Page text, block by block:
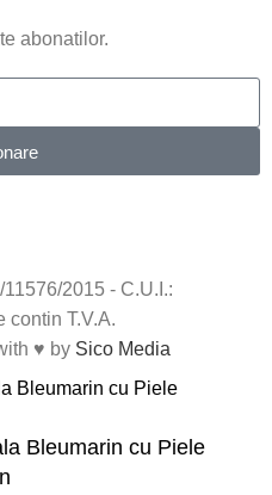
abonatilor.
2015 - C.U.I.:
contin T.V.A.
♥ by Sico Media
Bleumarin cu Piele